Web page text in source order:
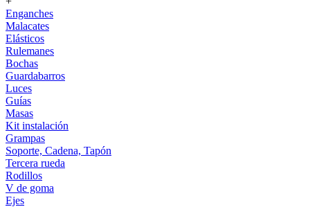
Enganches
Malacates
Elásticos
Rulemanes
Bochas
Guardabarros
Luces
Guías
Masas
Kit instalación
Grampas
Soporte, Cadena, Tapón
Tercera rueda
Rodillos
V de goma
Ejes